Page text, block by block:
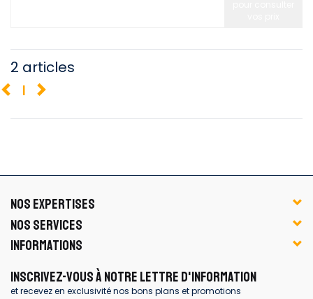
2 articles
1
NOS EXPERTISES
NOS SERVICES
INFORMATIONS
INSCRIVEZ-VOUS À NOTRE LETTRE D'INFORMATION
et recevez en exclusivité nos bons plans et promotions